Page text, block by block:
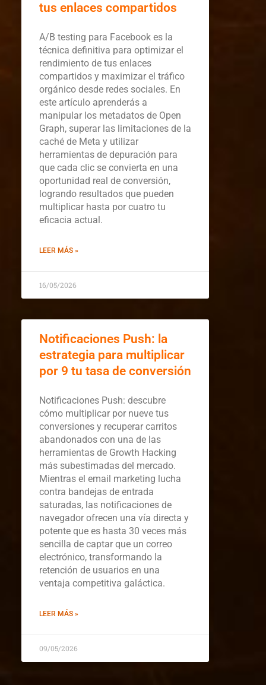
tus enlaces compartidos
A/B testing para Facebook es la
técnica definitiva para optimizar el
rendimiento de tus enlaces
compartidos y maximizar el tráfico
orgánico desde redes sociales. En
este artículo aprenderás a
manipular los metadatos de Open
Graph, superar las limitaciones de la
caché de Meta y utilizar
herramientas de depuración para
que cada clic se convierta en una
oportunidad real de conversión,
logrando resultados que pueden
multiplicar hasta por cuatro tu
eficacia actual.
LEER MÁS »
16/05/2026
Notificaciones Push: la
estrategia para multiplicar
por 9 tu tasa de conversión
Notificaciones Push: descubre
cómo multiplicar por nueve tus
conversiones y recuperar carritos
abandonados con una de las
herramientas de Growth Hacking
más subestimadas del mercado.
Mientras el email marketing lucha
contra bandejas de entrada
saturadas, las notificaciones de
navegador ofrecen una vía directa y
potente que es hasta 30 veces más
sencilla de captar que un correo
electrónico, transformando la
retención de usuarios en una
ventaja competitiva galáctica.
LEER MÁS »
09/05/2026